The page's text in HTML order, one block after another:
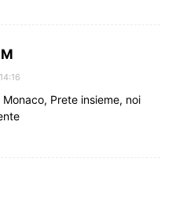
Prete insieme, noi